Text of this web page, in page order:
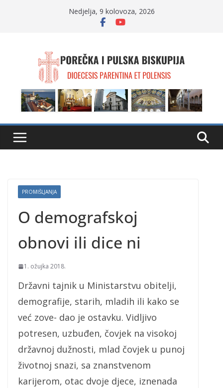
Nedjelja, 9 kolovoza, 2026
PROMIŠLJANJA
O demografskoj
obnovi ili dice ni
1. ožujka 2018.
Državni tajnik u Ministarstvu obitelji,
demografije, starih, mladih ili kako se
već zove- dao je ostavku. Vidljivo
potresen, uzbuđen, čovjek na visokoj
državnoj dužnosti, mlad čovjek u punoj
životnoj snazi, sa znanstvenom
karijerom, otac dvoje djece, iznenada